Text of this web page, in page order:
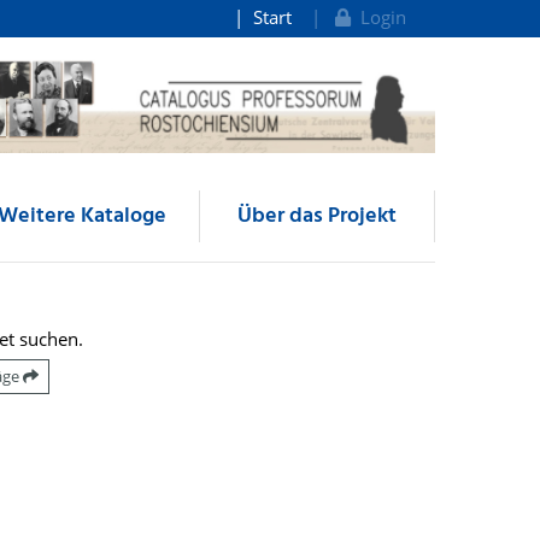
Start Login
Kataloge Über das Projekt
suchen.